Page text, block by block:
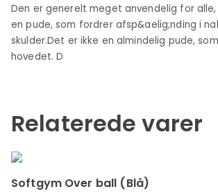
Den er generelt meget anvendelig for
en pude, som fordrer afsp&aelig;nding i
skulder.Det er ikke en almindelig pude,
hovedet. D
Relaterede varer
Softgym Over ball (Blå)